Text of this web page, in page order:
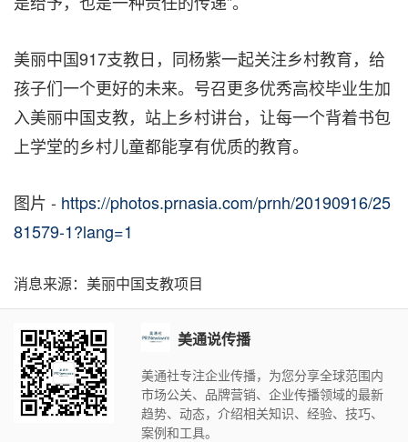
美丽中国917支教日，同杨紫一起关注乡村教育，给
孩子们一个更好的未来。号召更多优秀高校毕业生加
入美丽中国支教，站上乡村讲台，让每一个背着书包
上学堂的乡村儿童都能享有优质的教育。
图片 - https://photos.prnasia.com/prnh/20190916/25
81579-1?lang=1
消息来源：美丽中国支教项目
美通说传播
美通社专注企业传播，为您分享全球范围内
市场公关、品牌营销、企业传播领域的最新
趋势、动态，介绍相关知识、经验、技巧、
案例和工具。